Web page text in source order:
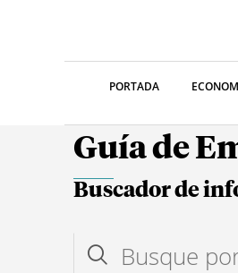
PORTADA
Guía de
Buscador de